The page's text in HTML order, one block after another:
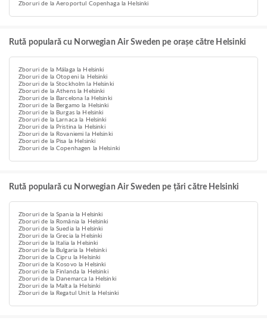
Zboruri de la Aeroportul Copenhaga la Helsinki
Rută populară cu Norwegian Air Sweden pe orașe către Helsinki
Zboruri de la Málaga la Helsinki
Zboruri de la Otopeni la Helsinki
Zboruri de la Stockholm la Helsinki
Zboruri de la Athens la Helsinki
Zboruri de la Barcelona la Helsinki
Zboruri de la Bergamo la Helsinki
Zboruri de la Burgas la Helsinki
Zboruri de la Larnaca la Helsinki
Zboruri de la Pristina la Helsinki
Zboruri de la Rovaniemi la Helsinki
Zboruri de la Pisa la Helsinki
Zboruri de la Copenhagen la Helsinki
Rută populară cu Norwegian Air Sweden pe țări către Helsinki
Zboruri de la Spania la Helsinki
Zboruri de la România la Helsinki
Zboruri de la Suedia la Helsinki
Zboruri de la Grecia la Helsinki
Zboruri de la Italia la Helsinki
Zboruri de la Bulgaria la Helsinki
Zboruri de la Cipru la Helsinki
Zboruri de la Kosovo la Helsinki
Zboruri de la Finlanda la Helsinki
Zboruri de la Danemarca la Helsinki
Zboruri de la Malta la Helsinki
Zboruri de la Regatul Unit la Helsinki